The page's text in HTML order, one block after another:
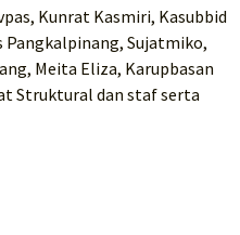
Kunrat Kasmiri, Kasubbid
Pangkalpinang, Sujatmiko,
Meita Eliza, Karupbasan
Struktural dan staf serta